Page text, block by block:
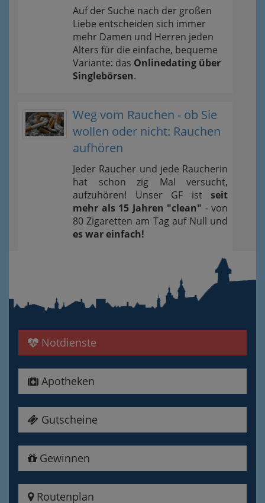
Auf der Suche nach der großen
Liebe entscheiden sich immer
mehr Damen und Herren jeden
Alters für die einfache, bequeme
Variante: das Onlinedating über
Singlebörsen.
Weg vom Rauchen - ob Sie
wollen oder nicht: Rauchen
aufhören
Jeder Raucher und jede Raucherin
hat schon zig Mal versucht,
aufzuhören! Unser GF ist seit
mehr als 15 Jahren "clean" - von
80 Zigaretten am Tag auf Null und
es war einfach!
Notdienste
Apotheken
Gutscheine
Gewinnen
Routenplan